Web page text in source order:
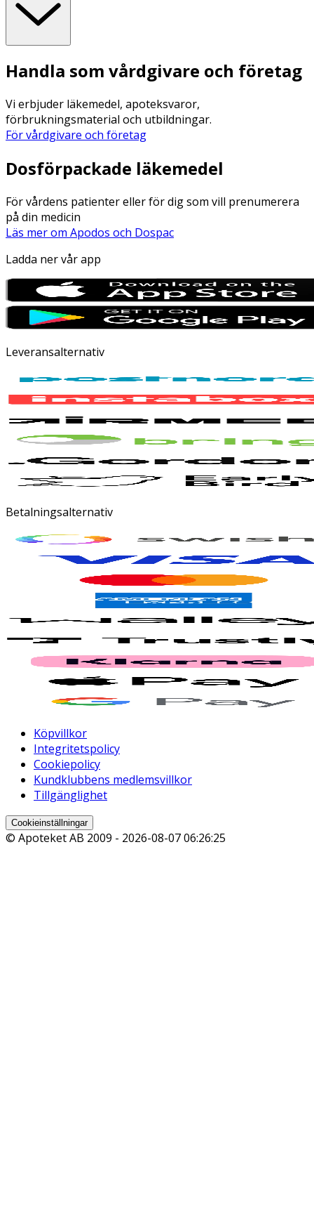
Handla som vårdgivare och företag
Vi erbjuder läkemedel, apoteksvaror,
förbrukningsmaterial och utbildningar.
För vårdgivare och företag
Dosförpackade läkemedel
För vårdens patienter eller för dig som vill prenumerera
på din medicin
Läs mer om Apodos och Dospac
Ladda ner vår app
Leveransalternativ
Betalningsalternativ
Köpvillkor
Integritetspolicy
Cookiepolicy
Kundklubbens medlemsvillkor
Tillgänglighet
Cookieinställningar
© Apoteket AB 2009 - 2026-08-07 06:26:25